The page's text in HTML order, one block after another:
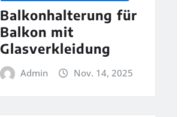
Balkonhalterung für
Balkon mit
Glasverkleidung
Admin Nov. 14, 2025